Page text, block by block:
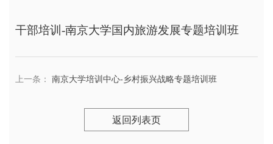
干部培训-南京大学国内旅游发展专题培训班
上一条： 南京大学培训中心-乡村振兴战略专题培训班
返回列表页